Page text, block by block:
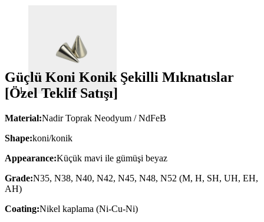
Güçlü Koni Konik Şekilli Mıknatıslar
[Özel Teklif Satışı]
Material:Nadir Toprak Neodyum / NdFeB
Shape:koni/konik
Appearance:Küçük mavi ile gümüşi beyaz
Grade:N35, N38, N40, N42, N45, N48, N52 (M, H, SH, UH, EH,
AH)
Coating:Nikel kaplama (Ni-Cu-Ni)